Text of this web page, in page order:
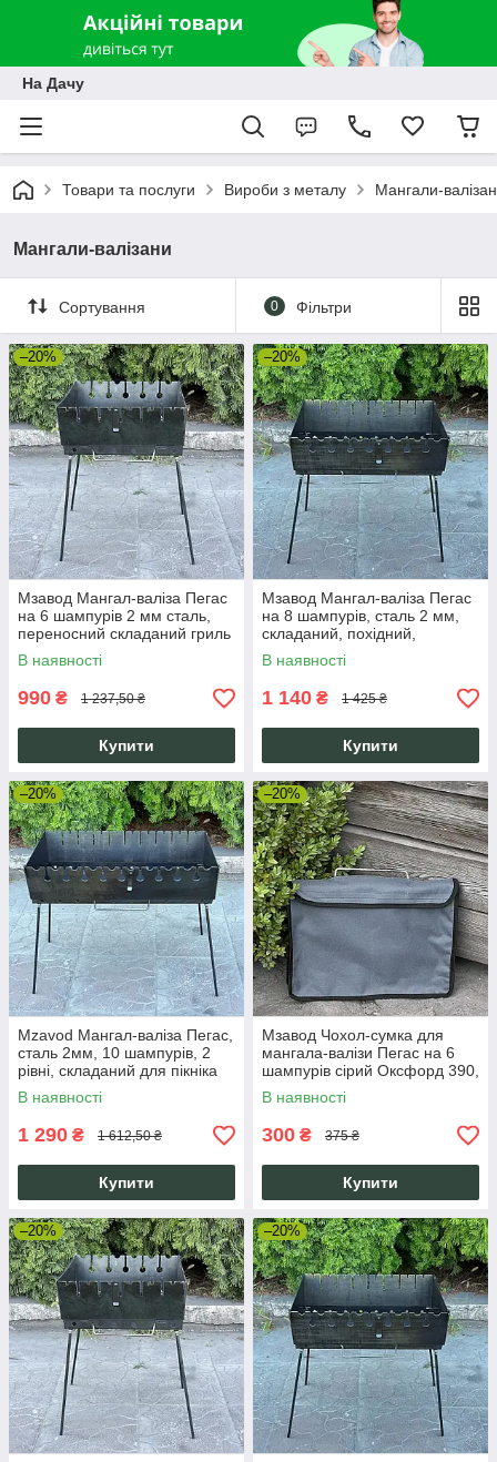
На Дачу
Товари та послуги Вироби з металу Мангали-
Мангали-валізани
Сортування 0 Фільтри
–20%
Мзавод Мангал-валіза Пегас
на 6 шампурів 2 мм сталь,
переносний складаний гриль
для шашлику
В наявності
990 ₴ 1 237,50 ₴
Купити
–20%
Мзавод Мангал-валіза Пегас
на 8 шампурів, сталь 2 мм,
складаний, похідний,
дворівневий
В наявності
1 140 ₴ 1 425 ₴
Купити
–20%
Mzavod Мангал-валіза Пегас,
сталь 2мм, 10 шампурів, 2
рівні, складаний для пікніка
В наявності
1 290 ₴ 1 612,50 ₴
Купити
–20%
Мзавод Чохол-сумка для
мангала-валізи Пегас на 6
шампурів сірий Оксфорд 390,
390x260x40 мм
В наявності
300 ₴ 375 ₴
Купити
–20% –20%